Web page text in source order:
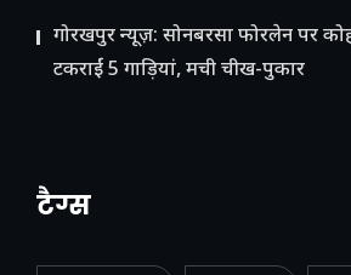
गोरखपुर न्यूज़: सोनबरसा फोरलेन पर
टकराईं 5 गाड़ियां, मची चीख-पुकार
टैग्स